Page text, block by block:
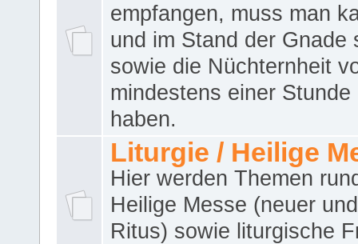
empfangen, muss man
und im Stand der Gnade
sowie die Nüchternheit
mindestens einer Stunde
haben.
Liturgie / Heilige
Hier werden Themen
Heilige Messe (neuer
Ritus) sowie liturgische